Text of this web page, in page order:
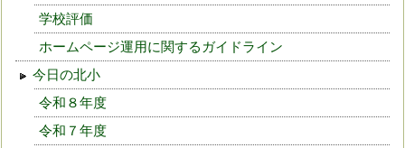
学校評価
ホームページ運用に関するガイドライン
今日の北小
令和８年度
令和７年度